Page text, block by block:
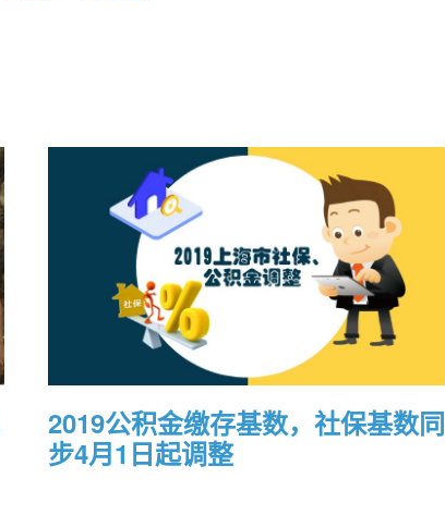
2019公积金缴存基数，社保基数同
步4月1日起调整